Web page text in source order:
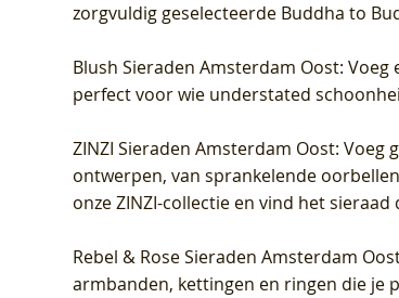
zorgvuldig geselecteerde Buddha to
Blush Sieraden Amsterdam Oost: Voeg
perfect voor wie understated
ZINZI Sieraden Amsterdam Oost: Voeg
ontwerpen, van sprankelende
onze ZINZI-collectie en vind het
Rebel & Rose Sieraden Amsterdam
armbanden, kettingen en ringen die je